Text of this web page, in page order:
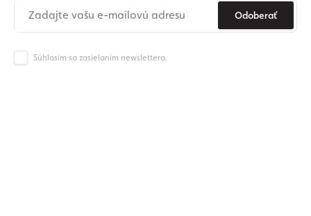
Odoberať
Súhlasím so zasielaním newslettera.